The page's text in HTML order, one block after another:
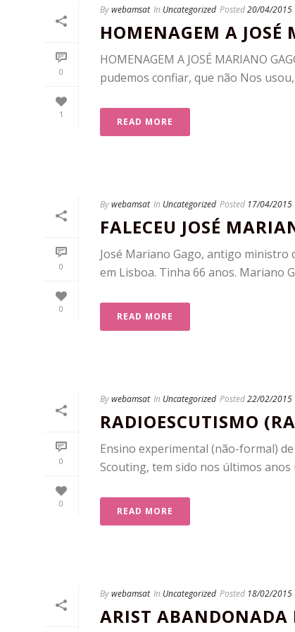
0
1
Bywebamsat In Uncategorized Posted20/04/2015
HOMENAGEM A JOSÉ
HOMENAGEM A JOSÉ MARIANO
pudemos confiar, que não Nos
READ MORE
0
0
Bywebamsat In Uncategorized Posted 17/04/2015
FALECEU JOSÉ
José Mariano Gago, antigo ministro
em Lisboa. Tinha 66 anos. Mariano
READ MORE
0
0
Bywebamsat In Uncategorized Posted22/02/2015
RADIOESCUTISMO
Ensino experimental (não-formal)
Scouting, tem sido nos últimos anos
READ MORE
Bywebamsat In Uncategorized Posted 18/02/2015
ARIST ABANDONADA